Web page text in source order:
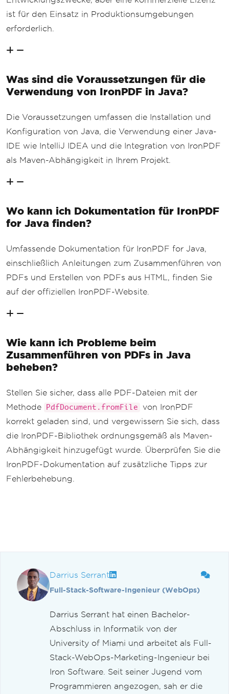
ist für den Einsatz in Produktionsumgebungen
erforderlich.
Was sind die Voraussetzungen für die
Verwendung von IronPDF in Java?
Die Voraussetzungen umfassen die Installation und
Konfiguration von Java, die Verwendung einer Java-
IDE wie IntelliJ IDEA und die Integration von IronPDF
als Maven-Abhängigkeit in Ihrem Projekt.
Wo kann ich Dokumentation für IronPDF
for Java finden?
Umfassende Dokumentation für IronPDF for Java,
einschließlich Anleitungen zum Zusammenführen von
PDFs und Erstellen von PDFs aus HTML, finden Sie
auf der offiziellen IronPDF-Website.
Wie kann ich Probleme beim
Zusammenführen von PDFs in Java
beheben?
Stellen Sie sicher, dass alle PDF-Dateien mit der
Methode
PdfDocument.fromFile
von IronPDF
korrekt geladen sind, und vergewissern Sie sich, dass
die IronPDF-Bibliothek ordnungsgemäß als Maven-
Abhängigkeit hinzugefügt wurde. Überprüfen Sie die
IronPDF-Dokumentation auf zusätzliche Tipps zur
Fehlerbehebung.
Darrius Serrant
Full-Stack-Software-Ingenieur (WebOps)
Darrius Serrant hat einen Bachelor-
Abschluss in Informatik von der
University of Miami und arbeitet als Full-
Stack-WebOps-Marketing-Ingenieur bei
Iron Software. Seit seiner Jugend vom
Programmieren angezogen, sah er die